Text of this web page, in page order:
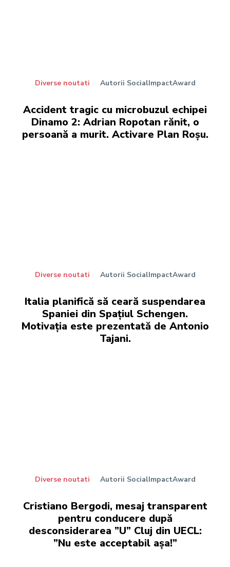
Diverse noutati Autorii SocialImpactAward
Accident tragic cu microbuzul echipei
Dinamo 2: Adrian Ropotan rănit, o
persoană a murit. Activare Plan Roșu.
Diverse noutati Autorii SocialImpactAward
Italia planifică să ceară suspendarea
Spaniei din Spațiul Schengen.
Motivația este prezentată de Antonio
Tajani.
Diverse noutati Autorii SocialImpactAward
Cristiano Bergodi, mesaj transparent
pentru conducere după
desconsiderarea ”U” Cluj din UECL:
”Nu este acceptabil așa!”